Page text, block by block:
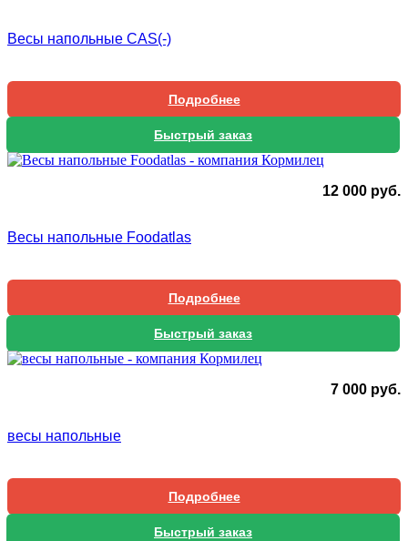
Весы напольные CAS(-)
Подробнее
Быстрый заказ
12 000 руб.
Весы напольные Foodatlas
Подробнее
Быстрый заказ
7 000 руб.
весы напольные
Подробнее
Быстрый заказ